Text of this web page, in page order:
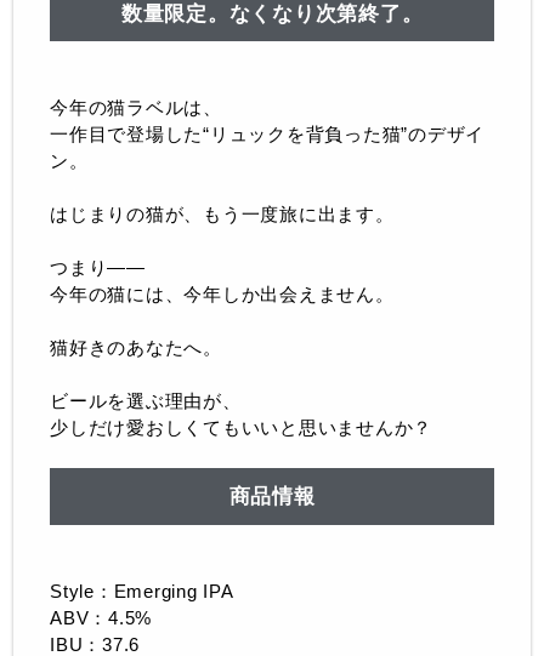
数量限定。なくなり次第終了。
今年の猫ラベルは、
一作目で登場した“リュックを背負った猫”のデザイ
ン。
はじまりの猫が、もう一度旅に出ます。
つまり——
今年の猫には、今年しか出会えません。
猫好きのあなたへ。
ビールを選ぶ理由が、
少しだけ愛おしくてもいいと思いませんか？
商品情報
Style：Emerging IPA
ABV：4.5%
IBU：37.6